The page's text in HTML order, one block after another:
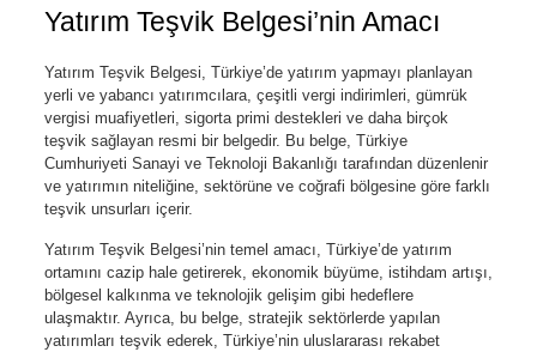
Yatırım Teşvik Belgesi’nin Amacı
Yatırım Teşvik Belgesi, Türkiye’de yatırım yapmayı planlayan
yerli ve yabancı yatırımcılara, çeşitli vergi indirimleri, gümrük
vergisi muafiyetleri, sigorta primi destekleri ve daha birçok
teşvik sağlayan resmi bir belgedir. Bu belge, Türkiye
Cumhuriyeti Sanayi ve Teknoloji Bakanlığı tarafından düzenlenir
ve yatırımın niteliğine, sektörüne ve coğrafi bölgesine göre farklı
teşvik unsurları içerir.
Yatırım Teşvik Belgesi’nin temel amacı, Türkiye’de yatırım
ortamını cazip hale getirerek, ekonomik büyüme, istihdam artışı,
bölgesel kalkınma ve teknolojik gelişim gibi hedeflere
ulaşmaktır. Ayrıca, bu belge, stratejik sektörlerde yapılan
yatırımları teşvik ederek, Türkiye’nin uluslararası rekabet